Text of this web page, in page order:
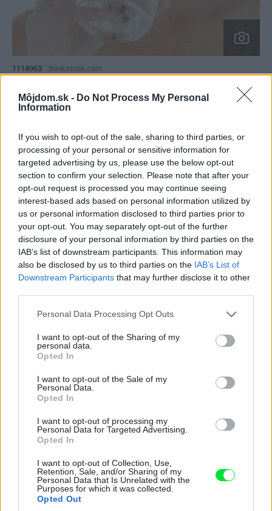
Môjdom.sk - Do Not Process My Personal
Information
If you wish to opt-out of the sale, sharing to third parties, or
processing of your personal or sensitive information for
targeted advertising by us, please use the below opt-out
section to confirm your selection. Please note that after your
opt-out request is processed you may continue seeing
interest-based ads based on personal information utilized by
us or personal information disclosed to third parties prior to
your opt-out. You may separately opt-out of the further
disclosure of your personal information by third parties on the
IAB’s list of downstream participants. This information may
also be disclosed by us to third parties on the IAB’s List of
Downstream Participants that may further disclose it to other
Please note that this website/app uses one or more Google
not limited to your visit or usage behaviour. You may click to
grant or deny consent to Google and its third-party tags to
use your data for below specified purposes in below Google
consent section.
Personal Data Processing Opt Outs
I want to opt-out of the Sharing of my
personal data.
Opted In
I want to opt-out of the Sale of my
Personal Data.
Opted In
I want to opt-out of processing my
Personal Data for Targeted Advertising.
Opted In
I want to opt-out of Collection, Use,
Retention, Sale, and/or Sharing of my
Personal Data that Is Unrelated with the
Purposes for which it was collected.
Opted Out
1114963 thinkstock.com
Prečo detoxikovať?
zvýšenie aktivity imunitného systému
zlepšenie mozgových činností, krvného a lymfatického
obehu a okysličenia organizmu, čo je dôležité na
detoxikáciu i spaľovanie tukov
•alkalizácia, odkyslenie organizmu
•zlepšenie stavu pokožky a vlasov
stimulácia sexuálnej aktivity
•spomalenie starnutia
•optimistickejší pohľad na život (cítiť sa krajšie
a šťastnejšie)